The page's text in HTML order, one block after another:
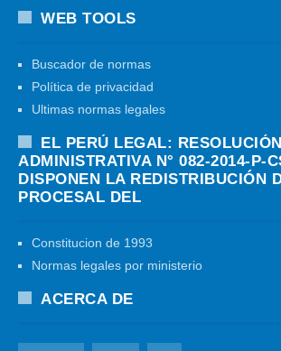
WEB TOOLS
Buscador de normas
Política de privacidad
Ultimas normas legales
EL PERÚ LEGAL: RESOLUCIÓN
ADMINISTRATIVA N° 082-2014-P-
DISPONEN LA REDISTRIBUCIÓN
PROCESAL DEL
Constitucion de 1993
Normas legales por ministerio
ACERCA DE